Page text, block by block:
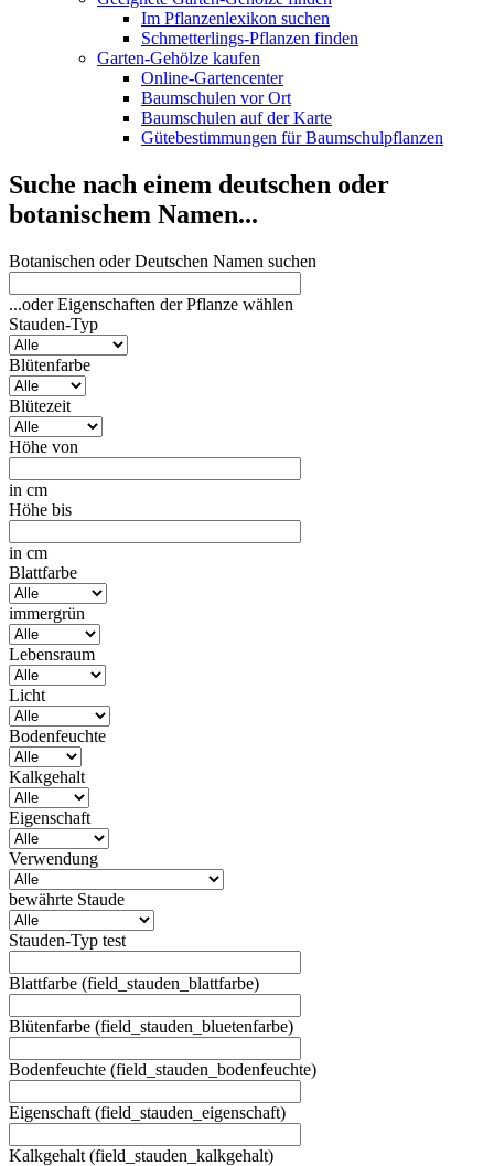
Im Pflanzenlexikon suchen
Schmetterlings-Pflanzen finden
Garten-Gehölze kaufen
Online-Gartencenter
Baumschulen vor Ort
Baumschulen auf der Karte
Gütebestimmungen für Baumschulpflanzen
Suche nach einem deutschen oder
botanischem Namen...
Botanischen oder Deutschen Namen suchen
...oder Eigenschaften der Pflanze wählen
Stauden-Typ
Blütenfarbe
Blütezeit
Höhe von
in cm
Höhe bis
in cm
Blattfarbe
immergrün
Lebensraum
Licht
Bodenfeuchte
Kalkgehalt
Eigenschaft
Verwendung
bewährte Staude
Stauden-Typ test
Blattfarbe (field_stauden_blattfarbe)
Blütenfarbe (field_stauden_bluetenfarbe)
Bodenfeuchte (field_stauden_bodenfeuchte)
Eigenschaft (field_stauden_eigenschaft)
Kalkgehalt (field_stauden_kalkgehalt)